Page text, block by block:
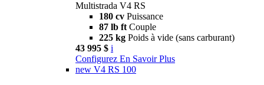
Multistrada V4 RS
180 cv Puissance
87 lb ft Couple
225 kg Poids à vide (sans carburant)
43 995 $ i
Configurez En Savoir Plus
new V4 RS 100